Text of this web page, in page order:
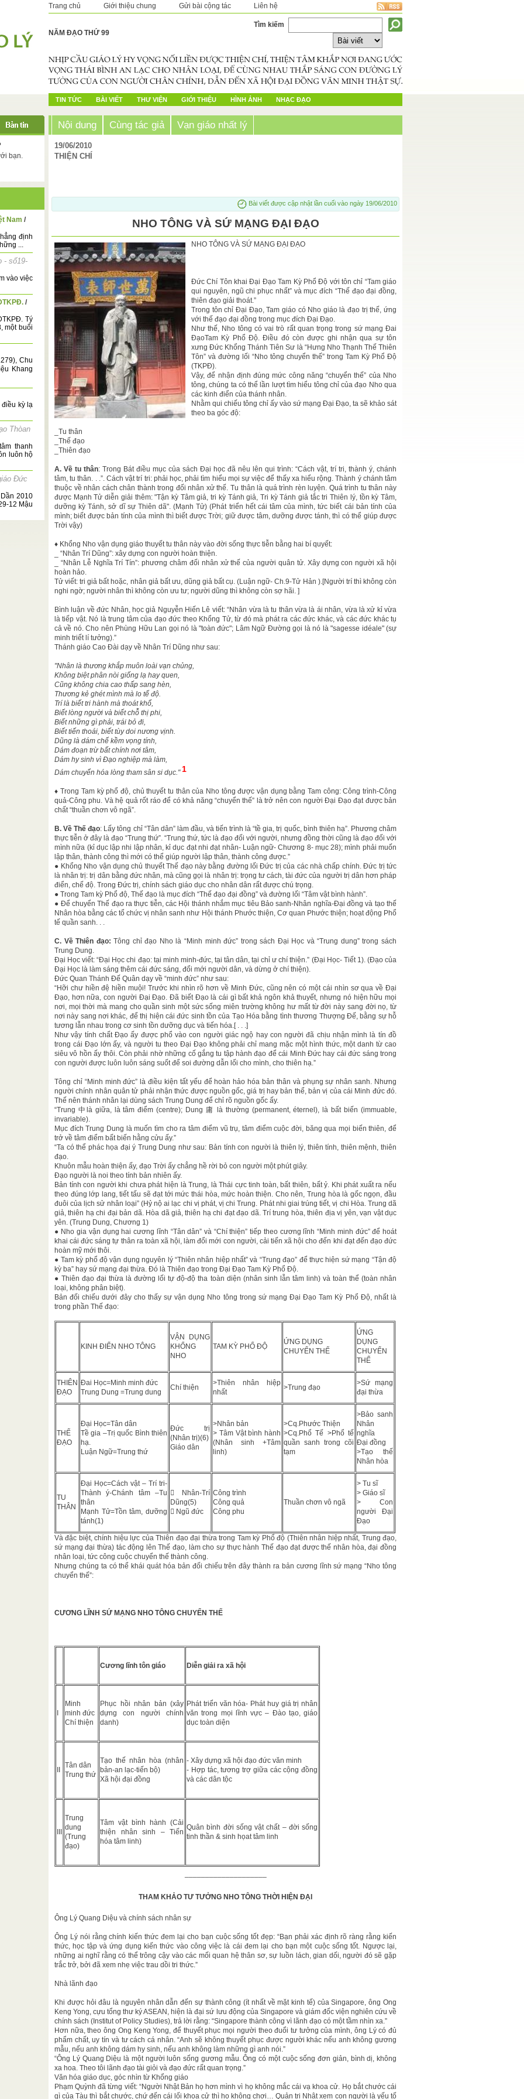
Trang chủ Giới thiệu chung Gửi bài cộng tác Liên hệ
NĂM ĐẠO THỨ 99
Tìm kiếm
TIN TỨC BÀI VIẾT THƯ VIỆN GIỚI THIỆU HÌNH ẢNH NHẠC ĐẠO
bạn.
Nam /
định
...
- số19-
vào việc
/
Tý
một buổi
Chu
Khang
điều kỳ lạ
Thòan
thanh
luôn hộ
Đức
2010
12 Mậu
Nội dung Cùng tác giả Vạn giáo nhất lý
19/06/2010
THIỆN CHÍ
Bài viết được cập nhật lần cuối vào ngày 19/06/2010
NHO TÔNG VÀ SỨ MẠNG ĐẠI ĐẠO
NHO TÔNG VÀ SỨ MẠNG ĐẠI ĐẠO
Đức Chí Tôn khai Đại Đạo Tam Kỳ Phổ Độ với tôn chỉ “Tam giáo
qui nguyên, ngũ chi phục nhất” và mục đích “Thế đạo đại đồng,
thiên đạo giải thoát.”
Trong tôn chỉ Đại Đạo, Tam giáo có Nho giáo là đạo trị thế, ứng
với thế đạo đại đồng trong mục đích Đại Đạo.
Như thế, Nho tông có vai trò rất quan trọng trong sứ mạng Đai
ĐạoTam Kỳ Phổ Độ. Điều đó còn được ghi nhận qua sự tôn
xưng Đức Khổng Thánh Tiên Sư là “Hưng Nho Thạnh Thế Thiên
Tôn” và đường lối “Nho tông chuyển thế” trong Tam Kỳ Phổ Độ
(TKPĐ).
Vậy, để nhận định đúng mức công năng “chuyển thế” của Nho
tông, chúng ta có thể lần lượt tìm hiểu tông chỉ của đạo Nho qua
các kinh điển của thánh nhân.
Nhằm qui chiếu tông chỉ ấy vào sứ mạng Đại Đạo, ta sẽ khảo sát
theo ba góc độ:
_Tu thân
_Thế đạo
_Thiên đạo
A. Về tu thân: Trong Bát điều mục của sách Đại học đã nêu lên qui trình: “Cách vật, trí tri, thành ý, chánh
tâm, tu thân. . .”. Cách vật trí tri: phải học, phải tìm hiểu mọi sự việc để thấy xa hiểu rộng. Thành ý chánh tâm
thuộc về nhân cách chân thành trong đối nhân xử thế. Tu thân là quá trình rèn luyện. Quá trình tu thân này
được Mạnh Tử diễn giải thêm: "Tận kỳ Tâm giả, tri kỳ Tánh giả, Tri kỳ Tánh giả tắc tri Thiên lý, tồn kỳ Tâm,
dưỡng kỳ Tánh, sở dĩ sự Thiên dã". (Mạnh Tử) (Phát triển hết cái tâm của mình, tức biết cái bản tính của
mình; biết được bản tính của mình thì biết được Trời; giữ được tâm, dưỡng được tánh, thì có thể giúp được
Trời vậy)
♦ Khổng Nho vận dụng giáo thuyết tu thân này vào đời sống thực tiễn bằng hai bí quyết:
_ “Nhân Trí Dũng”: xây dựng con người hoàn thiện.
_ “Nhân Lễ Nghĩa Trí Tín”: phương châm đối nhân xử thế của người quân tử. Xây dựng con người xã hội
hoàn hảo.
Tử viết: tri giả bất hoặc, nhân giả bất ưu, dũng giả bất cụ. (Luận ngữ- Ch.9-Tử Hản ).[Người trí thì không còn
nghi ngờ; người nhân thì không còn ưu tư; người dũng thì không còn sợ hãi. ]
Bình luận về đức Nhân, học giả Nguyễn Hiến Lê viết: “Nhân vừa là tu thân vừa là ái nhân, vừa là xử kỉ vừa
là tiếp vật. Nó là trung tâm của đạo đức theo Khổng Tử, từ đó mà phát ra các đức khác, và các đức khác tụ
cả về nó. Cho nên Phùng Hữu Lan gọi nó là "toàn đức"; Lâm Ngữ Đường gọi là nó là "sagesse idéale" (sự
minh triết lí tưởng).”
Thánh giáo Cao Đài dạy về Nhân Trí Dũng như sau:
"Nhân là thương khắp muôn loài vạn chủng,
Không biệt phân nòi giống lạ hay quen,
Cũng không chia cao thấp sang hèn,
Thương kẻ ghét mình mà lo tế độ.
Trí là biết tri hành mà thoát khổ,
Biết lòng người và biết chỗ thị phi,
Biết những gì phải, trái bỏ đi,
Biết tiến thoái, biết tùy doi nương vịnh.
Dũng là dám chế kềm vọng tính,
Dám đoạn trừ bất chính nơi tâm,
Dám hy sinh vì Đạo nghiệp mà làm,
Dám chuyển hóa lòng tham sân si dục." 1
♦ Trong Tam kỳ phổ độ, chủ thuyết tu thân của Nho tông được vận dụng bằng Tam công: Công trình-Công
quả-Công phu. Và hệ quả rốt ráo để có khả năng “chuyển thế” là trở nên con người Đại Đạo đạt được bản
chất “thuần chơn vô ngã”.
B. Về Thế đạo: Lấy tông chỉ “Tân dân” làm đầu, và tiến trình là “tề gia, trị quốc, bình thiên hạ”. Phương châm
thực tiễn ở đây là đạo “Trung thứ”. “Trung thứ, tức là đạo đối với người, nhưng đồng thời cũng là đạo đối với
mình nữa (kỉ dục lập nhi lập nhân, kỉ dục đạt nhi đạt nhân- Luận ngữ- Chương 8- mục 28); mình phải muốn
lập thân, thành công thì mới có thể giúp người lập thân, thành công được.”
● Khổng Nho vận dụng chủ thuyết Thế đạo này bằng đường lối Đức trị của các nhà chấp chính. Đức trị tức
là nhân trị: trị dân bằng đức nhân, mà cũng gọi là nhân trị: trọng tư cách, tài đức của người trị dân hơn pháp
điển, chế độ. Trong Đức trị, chính sách giáo dục cho nhân dân rất được chú trọng.
● Trong Tam kỳ Phổ độ, Thế đạo là mục đích “Thế đạo đại đồng” và đường lối “Tâm vật bình hành”.
● Để chuyển Thế đạo ra thực tiễn, các Hội thánh nhắm mục tiêu Bảo sanh-Nhân nghĩa-Đại đồng và tạo thế
Nhân hòa bằng các tổ chức vị nhân sanh như Hội thánh Phước thiện, Cơ quan Phước thiện; hoạt động Phổ
tế quần sanh. . .
C. Về Thiên đạo: Tông chỉ đạo Nho là “Minh minh đức” trong sách Đại Học và “Trung dung” trong sách
Trung Dung.
Đại Học viết: “Đại Học chi đạo: tại minh minh-đức, tại tân dân, tại chỉ ư chí thiện.” (Đại Học- Tiết 1). (Đạo của
Đại Học là làm sáng thêm cái đức sáng, đổi mới người dân, và dừng ở chí thiện).
Đức Quan Thánh Đế Quân dạy về “minh đức” như sau:
“Hỡi chư hiền đệ hiền muội! Trước khi nhìn rõ hơn về Minh Đức, cũng nên có một cái nhìn sơ qua về Đại
Đạo, hơn nữa, con người Đại Đạo. Đã biết Đạo là cái gì bất khả ngôn khả thuyết, nhưng nó hiện hữu mọi
nơi, mọi thời mà mang cho quần sinh một sức sống miên trường không hư mất từ đời này sang đời nọ, từ
nơi này sang nơi khác, để thị hiện cái đức sinh tồn của Tạo Hóa bằng tình thương Thượng Đế, bằng sự hỗ
tương lẫn nhau trong cơ sinh tồn dưỡng dục và tiến hóa.[ . . .]
Như vậy tính chất Đạo ấy được phổ vào con người giác ngộ hay con người đã chịu nhận mình là tín đồ
trong cái Đạo lớn ấy, và người tu theo Đại Đạo không phải chỉ mang mặc một hình thức, một danh từ cao
siêu vô hồn ấy thôi. Còn phải nhờ những cố gắng tu tập hành đạo để cái Minh Đức hay cái đức sáng trong
con người được luôn luôn sáng suốt để soi đường dẫn lối cho mình, cho thiên hạ.”
Tông chỉ “Minh minh đức” là điều kiện tất yếu để hoàn hảo hóa bản thân và phụng sự nhân sanh. Nhưng
người chính nhân quân tử phải nhận thức được nguồn gốc, giá trị hay bản thể, bản vị của cái Minh đức đó.
Thế nên thánh nhân lại dùng sách Trung Dung để chỉ rõ nguồn gốc ấy.
“Trung 中là giữa, là tâm điểm (centre); Dung 庸 là thường (permanent, éternel), là bất biến (immuable,
invariable).
Mục đích Trung Dung là muốn tìm cho ra tâm điểm vũ trụ, tâm điểm cuộc đời, băng qua mọi biến thiên, để
trở về tâm điểm bất biến hằng cửu ấy.”
“Ta có thể phác họa đại ý Trung Dung như sau: Bản tính con người là thiên lý, thiên tính, thiên mệnh, thiên
đạo.
Khuôn mẫu hoàn thiện ấy, đạo Trời ấy chẳng hề rời bỏ con người một phút giây.
Đạo người là noi theo tính bản nhiên ấy.
Bản tính con người khi chưa phát hiện là Trung, là Thái cực tinh toàn, bất thiên, bất ỷ. Khi phát xuất ra nếu
theo đúng lớp lang, tiết tấu sẽ đạt tới mức thái hòa, mức hoàn thiện. Cho nên, Trung hòa là gốc ngọn, đầu
đuôi của lịch sử nhân loại” (Hỷ nộ ai lạc chi vị phát, vị chi Trung. Phát nhi giai trúng tiết, vị chi Hòa. Trung dã
giả, thiên hạ chi đại bản dã. Hòa dã giả, thiên hạ chi đạt đạo dã. Trí trung hòa, thiên địa vị yên, vạn vật dục
yên. (Trung Dung, Chương 1)
● Nho gia vận dụng hai cương lĩnh “Tân dân” và “Chí thiện” tiếp theo cương lĩnh “Minh minh đức” để hoát
khai cái đức sáng tự thân ra toàn xã hội, làm đổi mới con người, cải tiến xã hội cho đến khi đạt đến đạo đức
hoàn mỹ mới thôi.
● Tam kỳ phổ độ vận dụng nguyên lý “Thiên nhân hiệp nhất” và “Trung đạo” để thực hiện sứ mạng “Tận độ
kỳ ba” hay sứ mạng đại thừa. Đó là Thiên đạo trong Đại Đạo Tam Kỳ Phổ Độ.
● Thiên đạo đại thừa là đường lối tự độ-độ tha toàn diện (nhân sinh lẫn tâm linh) và toàn thể (toàn nhân
loại, không phân biệt).
Bản đối chiếu dưới đây cho thấy sự vận dụng Nho tông trong sứ mạng Đại Đạo Tam Kỳ Phổ Độ, nhất là
trong phần Thế đạo:
KINH ĐIỂN NHO TÔNG
VẬN DỤNG
KHỔNG
NHO
TAM KỲ PHỔ ĐỘ
ỨNG DỤNG
CHUYỂN THẾ
ỨNG
DỤNG
CHUYỂN
THẾ
THIÊN
ĐẠO
Đai Học=Minh minh đức
Trung Dung =Trung dung
Chí thiện
>Thiên nhân hiệp
nhất
>Trung đạo
>Sứ mạng
đại thừa
THẾ
ĐẠO
Đại Học=Tân dân
Tề gia –Trị quốc Bình thiên
hạ.
Luận Ngữ=Trung thứ
Đức trị
(Nhân trị)(6)
Giáo dân
>Nhân bản
> Tâm Vật bình hành
(Nhân sinh +Tâm
linh)
>Cq.Phước Thiện
>Cq.Phổ Tế >Phổ tế
quần sanh trong cõi
tạm
>Bảo sanh
Nhân
nghĩa
Đại đồng
>Tạo thế
Nhân hòa
TU
THÂN
Đại Học=Cách vật – Trí tri-
Thành ý-Chánh tâm –Tu
thân
Mạnh Tử=Tồn tâm, dưỡng
tánh(1)
 Nhân-Trí
Dũng(5)
 Ngũ đức
Công trình
Công quả
Công phu
Thuần chơn vô ngã
> Tu sĩ
> Giáo sĩ
> Con
người Đại
Đạo
Và đặc biệt, chính hiệu lực của Thiên đạo đại thừa trong Tam kỳ Phổ độ (Thiên nhân hiệp nhất, Trung đạo,
sứ mạng đại thừa) tác động lên Thế đạo, làm cho sự thực hành Thế đạo đạt được thế nhân hòa, đại đồng
nhân loại, tức công cuộc chuyển thế thành công.
Nhưng chúng ta có thể khái quát hóa bản đối chiếu trên đây thành ra bản cương lĩnh sứ mạng “Nho tông
chuyển thế”:
CƯƠNG LĨNH SỨ MẠNG NHO TÔNG CHUYỂN THẾ
Cương lĩnh tôn giáo Diễn giải ra xã hội
Minh
minh đức
Chí thiện
Phục hồi nhân bản (xây
dựng con người chính
danh)
Phát triển văn hóa- Phát huy giá trị nhân
văn trong mọi lĩnh vực – Đào tạo, giáo
dục toàn diện
Tân dân
Trung thứ
Tạo thế nhân hòa (nhân
bản-an lạc-tiến bộ)
Xã hội đại đồng
- Xây dựng xã hội đạo đức văn minh
- Hợp tác, tương trợ giữa các cộng đồng
và các dân tộc
Trung
dung
(Trung
đạo)
Tâm vật bình hành (Cải
thiện nhân sinh – Tiến
hóa tâm linh)
Quân bình đời sống vật chất – đời sống
tinh thần & sinh họat tâm linh
THAM KHẢO TƯ TƯỞNG NHO TÔNG THỜI HIỆN ĐẠI
Ông Lý Quang Diệu và chính sách nhân sự
Ông Lý nói rằng chính kiến thức đem lại cho bạn cuộc sống tốt đẹp: “Bạn phải xác định rõ ràng rằng kiến
thức, học tập và ứng dụng kiến thức vào công việc là cái đem lại cho bạn một cuộc sống tốt. Ngược lại,
những ai nghĩ rằng có thể trông cậy vào các mối quan hệ thân sơ, sự luồn lách, gian dối, người đó sẽ gặp
trắc trở, bởi đã xem nhẹ việc trau dồi tri thức.”
Nhà lãnh đạo
Khi được hỏi đâu là nguyên nhân dẫn đến sự thành công (ít nhất về mặt kinh tế) của Singapore, ông Ong
Keng Yong, cựu tổng thư ký ASEAN, hiện là đại sứ lưu động của Singapore và giám đốc viện nghiên cứu về
chính sách (Institut of Policy Studies), trả lời rằng: “Singapore thành công vì lãnh đạo có một tầm nhìn xa.”
Hơn nữa, theo ông Ong Keng Yong, để thuyết phục mọi người theo đuổi tư tưởng của mình, ông Lý có đủ
phẩm chất, uy tín và tư cách cá nhân. “Anh sẽ không thuyết phục được người khác nếu anh không gương
mẫu, nếu anh không dám hy sinh, nếu anh không làm những gì anh nói.”
“Ông Lý Quang Diệu là một người luôn sống gương mẫu. Ông có một cuộc sống đơn giản, bình dị, không
xa hoa. Theo tôi lãnh đạo tài giỏi và đạo đức rất quan trọng.”
Văn hóa giáo dục, góc nhìn từ Khổng giáo
Phạm Quỳnh đã từng viết: “Người Nhật Bản họ hơn mình vì họ không mắc cái vạ khoa cử. Họ bắt chước cái
gì của Tàu thì bắt chước, chứ đến cái lối khoa cử thì họ không chơi… Quản trị Nhật xem con người là yếu tố